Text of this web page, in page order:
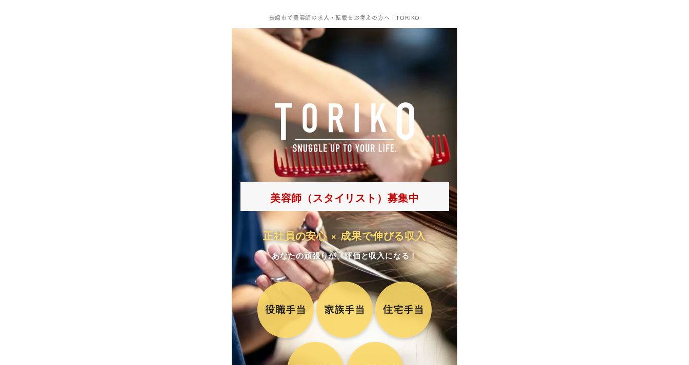
長崎市で美容師の求人・転職をお考えの方へ｜TORIKO
美容師（スタイリスト）募集中
正社員の安心 × 成果で伸びる収入
あなたの頑張りが、評価と収入になる！